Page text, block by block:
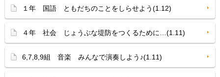
１年 国語 ともだちのことをしらせよう(1.12)
４年 社会 じょうぶな堤防をつくるために…(1.11)
6,7,8,9組 音楽 みんなで演奏しよう♪(1.11)